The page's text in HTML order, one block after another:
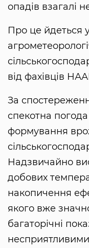
опадів взагалі
Про це йдеться
від фахівців
За
спекотна
формування
Надзвичайно
добових
накопичення
якого вже
багаторічні